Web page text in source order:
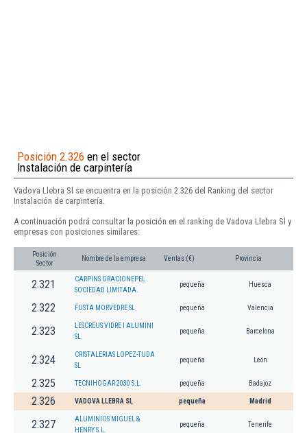
Posición 2.326 en el sector
Instalación de carpintería
Vadova Llebra Sl se encuentra en la posición 2.326 del Ranking del sector
Instalación de carpintería.
A continuación podrá consultar la posición en el ranking de Vadova Llebra Sl y
empresas con posiciones similares:
Posición
Sector
Nombre de la empresa Ventas (€) Provincia
2.321
CARPINS GRACIONEPEL
SOCIEDAD LIMITADA.
pequeña Huesca
2.322 FUSTA MORVEDRE SL pequeña Valencia
2.323
LESCREUS VIDRE I ALUMINI
SL.
pequeña Barcelona
2.324
CRISTALERIAS LOPEZ-TUDA
SL
pequeña León
2.325 TECNIHOGAR 2030 S.L. pequeña Badajoz
2.326 VADOVA LLEBRA SL pequeña Madrid
2.327
ALUMINIOS MIGUEL &
HENRY S.L.
pequeña Tenerife